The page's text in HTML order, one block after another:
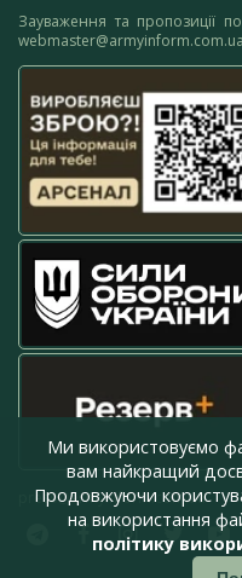
Зауваження та пропозиції
webmaster@armyinform.com.ua
press@armyinform.com.ua
Ми використовуємо
вам найкращий
Продовжуючи
на використання
політику